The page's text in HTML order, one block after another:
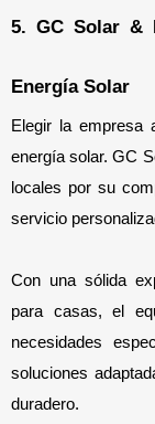
5. GC Solar &
Energía Solar
Elegir la empresa
energía solar. GC
locales por su
servicio
Con una sólida
para casas, el
necesidades
soluciones
duradero.